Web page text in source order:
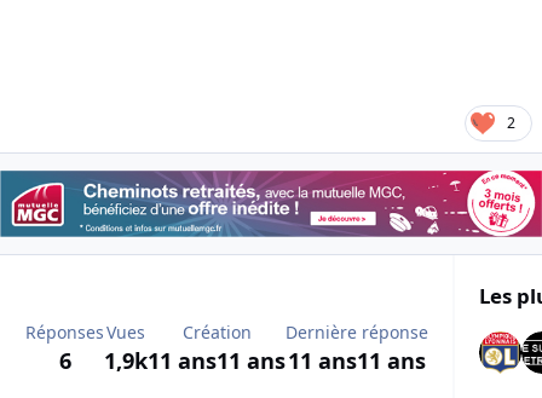
2
Réponses
6
Vues
1,9k
Création
11 ans11 ans
Dernière réponse
11 ans11 ans
Les